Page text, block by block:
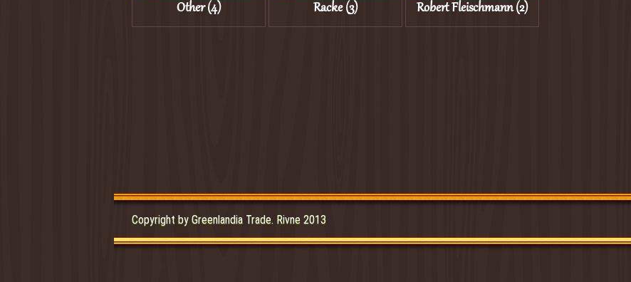
Other (4) Racke (3) Robert Fleischmann (2)
Copyright by Greenlandia Trade. Rivne 2013